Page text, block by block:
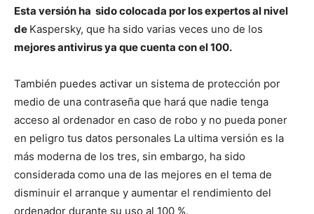
Esta versión ha sido colocada por los expertos al nivel
de Kaspersky, que ha sido varias veces uno de los
mejores antivirus ya que cuenta con el 100.
También puedes activar un sistema de protección por
medio de una contraseña que hará que nadie tenga
acceso al ordenador en caso de robo y no pueda poner
en peligro tus datos personales La ultima versión es la
más moderna de los tres, sin embargo, ha sido
considerada como una de las mejores en el tema de
disminuir el arranque y aumentar el rendimiento del
ordenador durante su uso al 100 %.